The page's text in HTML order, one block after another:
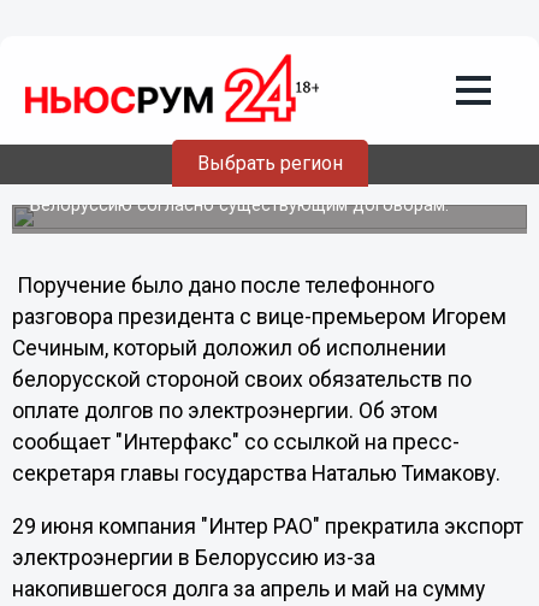
Выбрать регион
Белоруссии возобновят подачу
электроэнергии из России
Сегодня президент России Дмитрий Медведев дал
указание возобновить подачу электроэнергии в
Белоруссию согласно существующим договорам.
Поручение было дано после телефонного
разговора президента с вице-премьером Игорем
Сечиным, который доложил об исполнении
белорусской стороной своих обязательств по
оплате долгов по электроэнергии. Об этом
сообщает "Интерфакс" со ссылкой на пресс-
секретаря главы государства Наталью Тимакову.
29 июня компания "Интер РАО" прекратила экспорт
электроэнергии в Белоруссию из-за
накопившегося долга за апрель и май на сумму